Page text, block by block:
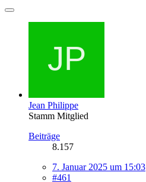
Jean Philippe
Stamm Mitglied
Beiträge
8.157
7. Januar 2025 um 15:03
#461